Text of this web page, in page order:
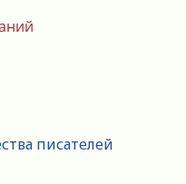
писателей